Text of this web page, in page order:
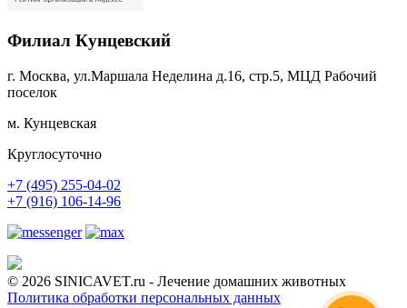
Филиал Кунцевский
г. Москва, ул.Маршала Неделина д.16, стр.5, МЦД Рабочий
поселок
м. Кунцевская
Круглосуточно
+7 (495) 255-04-02
+7 (916) 106-14-96
© 2026 SINICAVET.ru - Лечение домашних животных
Политика обработки персональных данных